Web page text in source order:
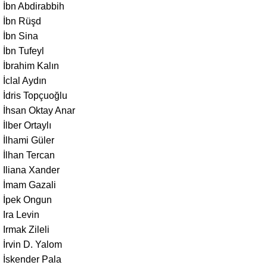
İbn Abdirabbih
İbn Rüşd
İbn Sina
İbn Tufeyl
İbrahim Kalın
İclal Aydın
İdris Topçuoğlu
İhsan Oktay Anar
İlber Ortaylı
İlhami Güler
İlhan Tercan
Iliana Xander
İmam Gazali
İpek Ongun
Ira Levin
Irmak Zileli
İrvin D. Yalom
İskender Pala